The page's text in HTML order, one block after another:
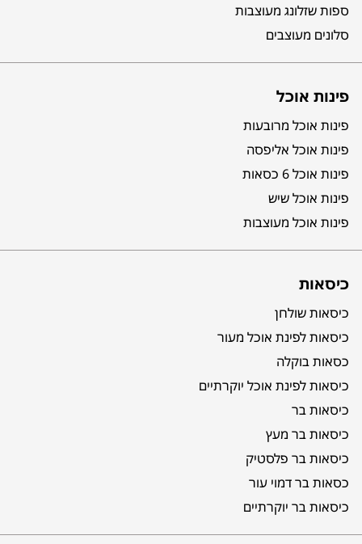
ספות שזלונג מעוצבות
סלונים מעוצבים
פינות אוכל
פינות אוכל מרובעות
פינות אוכל אליפסה
פינות אוכל 6 כסאות
פינות אוכל שיש
פינות אוכל מעוצבות
כיסאות
כיסאות שולחן
כיסאות לפינת אוכל מעור
כסאות בוקלה
כיסאות לפינת אוכל יוקרתיים
כיסאות בר
כיסאות בר מעץ
כיסאות בר פלסטיק
כסאות בר דמוי עור
כיסאות בר יוקרתיים